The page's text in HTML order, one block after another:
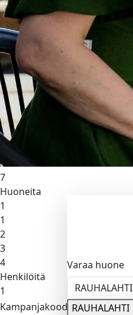
Varaa huone
RAUHALAHTI
RAUHALAHTI
Hotelli
Rauhalahti
Rauhalahti
Lohja Spa
Öitä
1
1
2
3
4
6
7
Huoneita
1
1
2
3
4
Henkilöitä
1
Kampanjakoodi